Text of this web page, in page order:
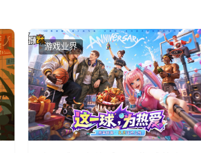
游戏业界